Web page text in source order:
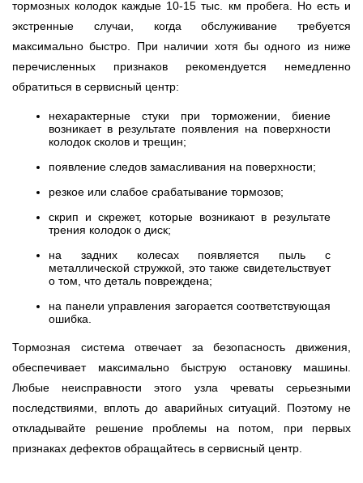
тормозных колодок каждые 10-15 тыс. км пробега. Но есть и
экстренные случаи, когда обслуживание требуется
максимально быстро. При наличии хотя бы одного из ниже
перечисленных признаков рекомендуется немедленно
обратиться в сервисный центр:
нехарактерные стуки при торможении, биение
возникает в результате появления на поверхности
колодок сколов и трещин;
появление следов замасливания на поверхности;
резкое или слабое срабатывание тормозов;
скрип и скрежет, которые возникают в результате
трения колодок о диск;
на задних колесах появляется пыль с
металлической стружкой, это также свидетельствует
о том, что деталь повреждена;
на панели управления загорается соответствующая
ошибка.
Тормозная система отвечает за безопасность движения,
обеспечивает максимально быструю остановку машины.
Любые неисправности этого узла чреваты серьезными
последствиями, вплоть до аварийных ситуаций. Поэтому не
откладывайте решение проблемы на потом, при первых
признаках дефектов обращайтесь в сервисный центр.